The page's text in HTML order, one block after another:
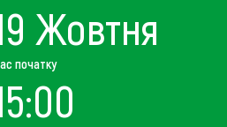
Жовтня
початку